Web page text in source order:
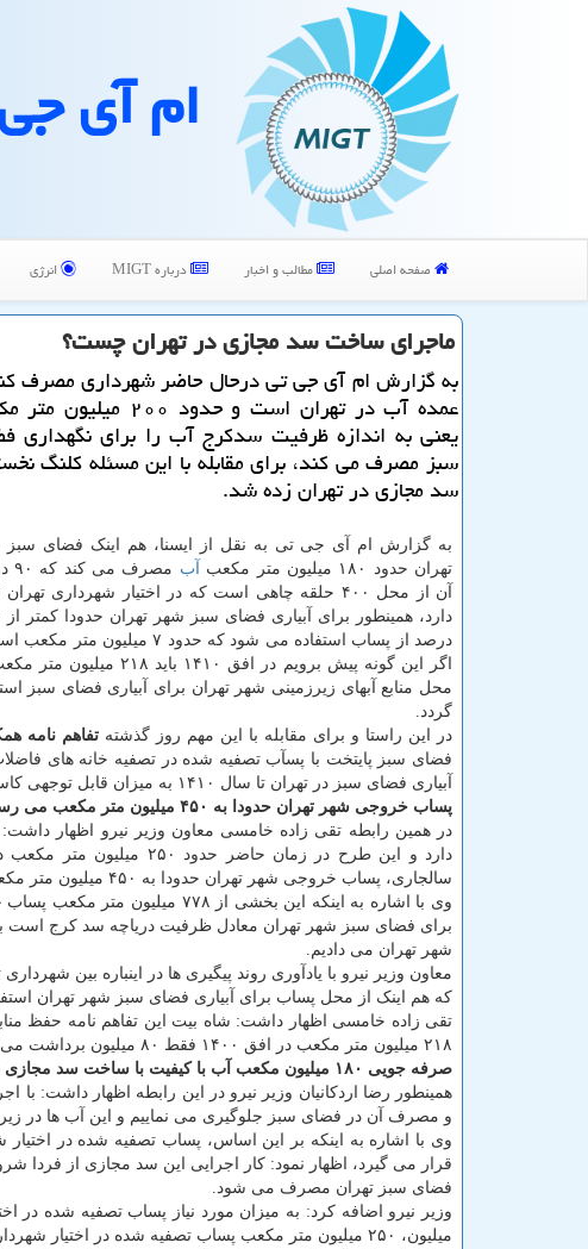
ام آی
صفحه اصلی مطالب و اخبار درباره MIGT انرژی
ماجرای ساخت سد مجازی در تهران چست؟
به گزارش ام آی جی تی درحال حاضر شهرداری مصرف
عمده آب در تهران است و حدود ۲۰۰
یعنی به اندازه ظرفیت سدكرج آب را برای نگهداری
سبز مصرف می كند، برای مقابله با این مسئله كلنگ
سد مجازی در تهران زده شد.
به گزارش ام آی جی تی به نقل از ایسنا، هم اینک فضای سبز
تهران حدود ۱۸۰ میلیون متر مکعب
آب
آن از محل ۴۰۰ حلقه چاهی است که در اختیار شهرداری تهران
دارد، همینطور برای آبیاری فضای سبز شهر تهران حدودا کمتر از
درصد از پساب استفاده می شود که حدود ۷ میلیون متر
اگر این گونه پیش برویم در افق ۱۴۱۰ باید ۲۱۸
محل منابع آبهای زیرزمینی شهر تهران برای آبیاری فضای سبز
گردد.
در این راستا و برای مقابله با این مهم روز گذشتهتفاهم نامه
فضای سبز پایتخت با پسآب تصفیه شده در تصفیه خانه های
آبیاری فضای سبز در تهران تا سال ۱۴۱۰ به میزان قابل توجهی کاسته می شود و منبع اصلی تأمین آبیاری تهران پساب تصفیه خانه ها خواهد بود.
پساب خروجی شهر تهران حدودا به ۴۵۰ میلیون متر مکعب می رسد
دارد و این طرح در زمان
سالجاری، پساب خروجی شهر تهران حدودا به ۴۵۰ میلیون متر مکعب خواهد رسید.
برای فضای سبز شهر تهران معادل ظرفیت دریاچه سد کرج است به
شهر تهران می دادیم.
معاون وزیر نیرو با یادآوری روند پیگیری ها در اینباره بین
که هم اینک از محل پساب برای آبیاری فضای سبز شهر تهران استفاده می شود به ۶۰ درصد
تقی زاده خامسی اظهار داشت: شاه بیت این تفاهم نامه حفظ
۲۱۸ میلیون متر مکعب در افق ۱۴۰۰ فقط ۸۰ میلیون برداشت می شود که این هم قابل کاهش است.
صرفه جویی ۱۸۰ میلیون مکعب آب با کیفیت با ساخت سد مجازی در تهران
همینطور رضا اردکانیان وزیر نیرو در این رابطه اظهار داشت:
و مصرف آن در فضای سبز جلوگیری می نماییم و این آب ها در
وی با اشاره به اینکه بر این اساس، پساب تصفیه شده در
فضای سبز تهران مصرف می شود.
میلیون، ۲۵۰ میلیون متر مکعب پساب تصفیه شده در اختیار شهرداری قرار خواهیم داد و به مرور چاه ها بسته می شود.